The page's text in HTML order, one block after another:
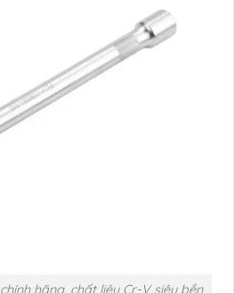
hãng, chất liệu Cr-V siêu bền